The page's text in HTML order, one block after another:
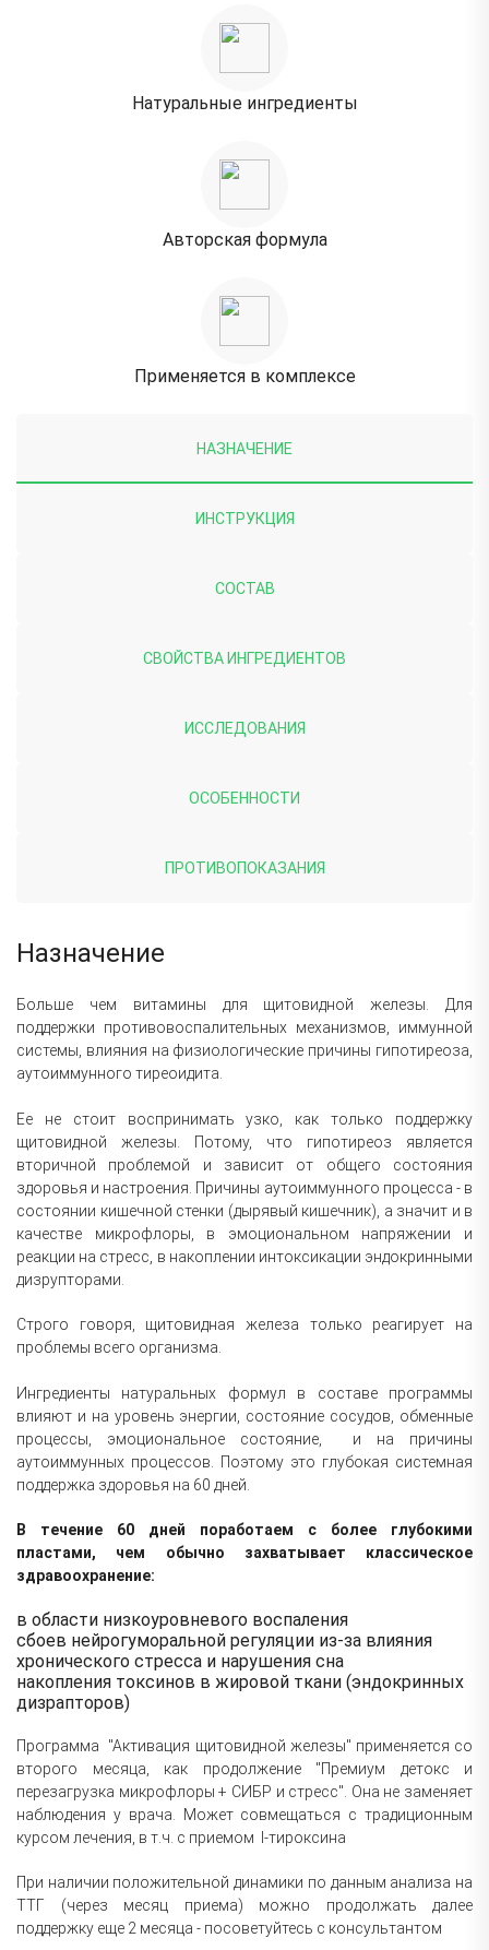
Натуральные ингредиенты
Авторская формула
Применяется в комплексе
НАЗНАЧЕНИЕ
ИНСТРУКЦИЯ
СОСТАВ
СВОЙСТВА ИНГРЕДИЕНТОВ
ИССЛЕДОВАНИЯ
ОСОБЕННОСТИ
ПРОТИВОПОКАЗАНИЯ
Назначение
Больше чем витамины для щитовидной железы. Для
поддержки противовоспалительных механизмов, иммунной
системы, влияния на физиологические причины гипотиреоза,
аутоиммунного тиреоидита.
Ее не стоит воспринимать узко, как только поддержку
щитовидной железы. Потому, что гипотиреоз является
вторичной проблемой и зависит от общего состояния
здоровья и настроения. Причины аутоиммунного процесса - в
состоянии кишечной стенки (дырявый кишечник), а значит и в
качестве микрофлоры, в эмоциональном напряжении и
реакции на стресс, в накоплении интоксикации эндокринными
дизрупторами.
Строго говоря, щитовидная железа только реагирует на
проблемы всего организма.
Ингредиенты натуральных формул в составе программы
влияют и на уровень энергии, состояние сосудов, обменные
процессы, эмоциональное состояние, и на причины
аутоиммунных процессов. Поэтому это глубокая системная
поддержка здоровья на 60 дней.
В течение 60 дней поработаем с более глубокими
пластами, чем обычно захватывает классическое
здравоохранение:
в области низкоуровневого воспаления
сбоев нейрогуморальной регуляции из-за влияния
хронического стресса и нарушения сна
накопления токсинов в жировой ткани (эндокринных
дизрапторов)
Программа "Активация щитовидной железы" применяется со
второго месяца, как продолжение "Премиум детокс и
перезагрузка микрофлоры + СИБР и стресс". Она не заменяет
наблюдения у врача. Может совмещаться с традиционным
курсом лечения, в т.ч. с приемом l-тироксина
При наличии положительной динамики по данным анализа на
ТТГ (через месяц приема) можно продолжать далее
поддержку еще 2 месяца - посоветуйтесь с консультантом